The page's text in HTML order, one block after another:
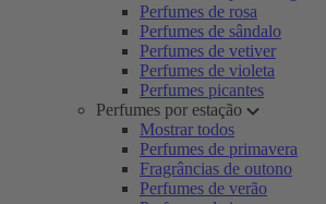
Perfumes de rosa
Perfumes de sândalo
Perfumes de vetiver
Perfumes de violeta
Perfumes picantes
Perfumes por estação
Mostrar todos
Perfumes de primavera
Fragrâncias de outono
Perfumes de verão